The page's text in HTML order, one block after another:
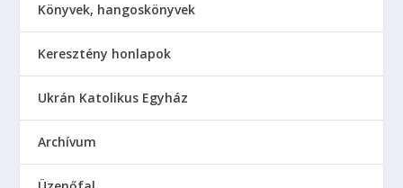
Könyvek, hangoskönyvek
Keresztény honlapok
Ukrán Katolikus Egyház
Аrchívum